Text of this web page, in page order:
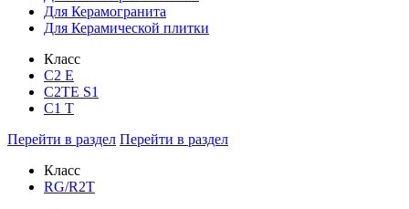
Для Керамогранита
Для Керамической плитки
Класс
С2 Е
C2TE S1
C1 T
Перейти в раздел Перейти в раздел
Класс
RG/R2T